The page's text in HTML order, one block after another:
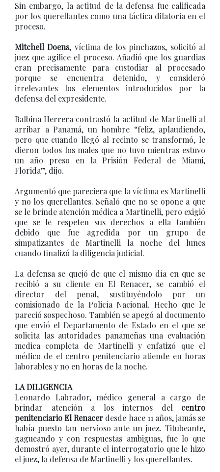
Sin embargo, la actitud de la defensa fue calificada
por los querellantes como una táctica dilatoria en el
proceso.
Mitchell Doens, víctima de los pinchazos, solicitó al
juez que agilice el proceso. Añadió que los guardias
eran precisamente para custodiar al procesado
porque se encuentra detenido, y consideró
irrelevantes los elementos introducidos por la
defensa del expresidente.
Balbina Herrera contrastó la actitud de Martinelli al
arribar a Panamá, un hombre “feliz, aplaudiendo,
pero que cuando llegó al recinto se transformó, le
dieron todos los males que no tuvo mientras estuvo
un año preso en la Prisión Federal de Miami,
Florida”, dijo.
Argumentó que pareciera que la víctima es Martinelli
y no los querellantes. Señaló que no se opone a que
se le brinde atención médica a Martinelli, pero exigió
que se le respeten sus derechos a ella también
debido que fue agredida por un grupo de
simpatizantes de Martinelli la noche del lunes
cuando finalizó la diligencia judicial.
La defensa se quejó de que el mismo día en que se
recibió a su cliente en El Renacer, se cambió el
director del penal, sustituyéndolo por un
comisionado de la Policía Nacional. Hecho que le
pareció sospechoso. También se apegó al documento
que envió el Departamento de Estado en el que se
solicita las autoridades panameñas una evaluación
medica completa de Martinelli y enfatizó que el
médico de el centro penitenciario atiende en horas
laborables y no en horas de la noche.
LA DILIGENCIA
Leonardo Labrador, médico general a cargo de
brindar atención a los internos del centro
penitenciario El Renacer desde hace 11 años, jamás se
había puesto tan nervioso ante un juez. Titubeante,
gagueando y con respuestas ambiguas, fue lo que
demostró ayer, durante el interrogatorio que le hizo
el juez, la defensa de Martinelli y los querellantes.